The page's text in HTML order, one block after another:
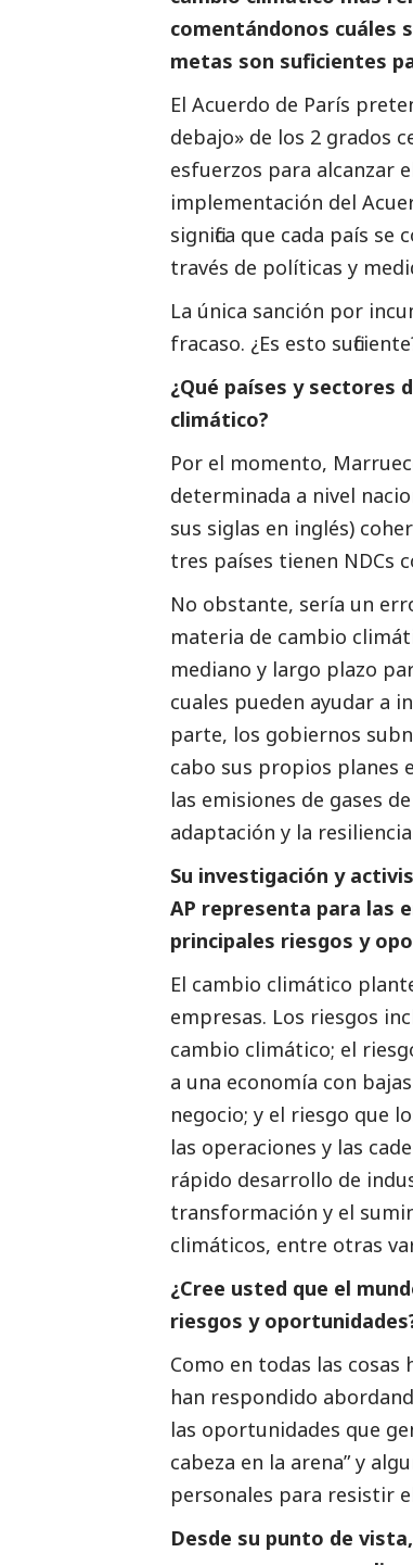
comentándonos cuáles
metas son suficientes
El Acuerdo de París
debajo» de los 2 grados
esfuerzos para alcanzar
implementación del
significa que cada país
través de políticas y
La única sanción por
fracaso. ¿Es esto
¿Qué países y sectores
climático?
Por el momento,
determinada a nivel
sus siglas en inglés)
tres países tienen NDCs
No obstante, sería un
materia de cambio
mediano y largo plazo
cuales pueden ayudar a
parte, los gobiernos
cabo sus propios planes
las emisiones de gases
adaptación y la
Su investigación y
AP representa para las
principales riesgos y
El cambio climático
empresas. Los riesgos
cambio climático; el
a una economía con
negocio; y el riesgo que
las operaciones y las
rápido desarrollo de
transformación y el
climáticos, entre otras
¿Cree usted que el
riesgos y
Como en todas las cosas
han respondido
las oportunidades que
cabeza en la arena” y
personales para resistir
Desde su punto de